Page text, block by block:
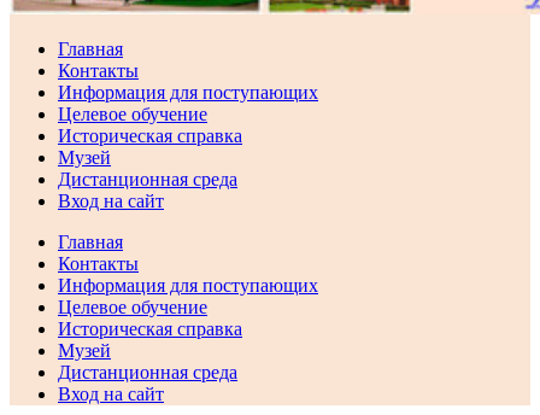
Главная
Контакты
Информация для поступающих
Целевое обучение
Историческая справка
Музей
Дистанционная среда
Вход на сайт
Главная
Контакты
Информация для поступающих
Целевое обучение
Историческая справка
Музей
Дистанционная среда
Вход на сайт